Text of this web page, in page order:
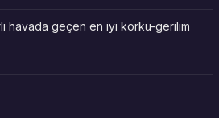
havada geçen en iyi korku-gerilim